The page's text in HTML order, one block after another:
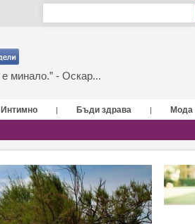
минало.” - Оскар...
Интимно | Бъди здрава | Мода